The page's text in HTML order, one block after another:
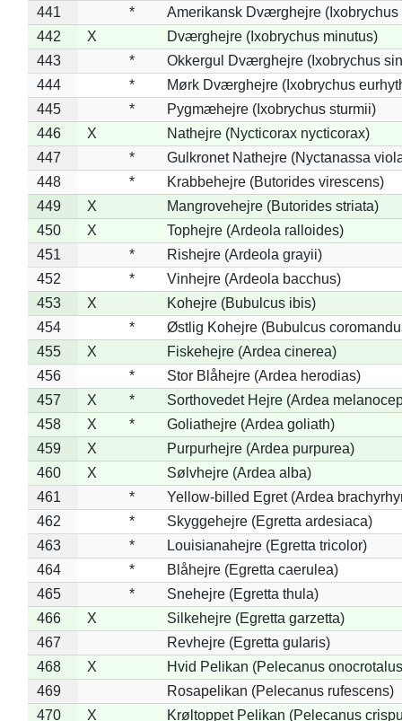
441
*
Amerikansk Dværghejre (Ixobrychus
442
X
Dværghejre (Ixobrychus minutus)
443
*
Okkergul Dværghejre (Ixobrychus
444
*
Mørk Dværghejre (Ixobrychus
445
*
Pygmæhejre (Ixobrychus sturmii)
446
X
Nathejre (Nycticorax nycticorax)
447
*
Gulkronet Nathejre (Nyctanassa
448
*
Krabbehejre (Butorides virescens)
449
X
Mangrovehejre (Butorides striata)
450
X
Tophejre (Ardeola ralloides)
451
*
Rishejre (Ardeola grayii)
452
*
Vinhejre (Ardeola bacchus)
453
X
Kohejre (Bubulcus ibis)
454
*
Østlig Kohejre (Bubulcus
455
X
Fiskehejre (Ardea cinerea)
456
*
Stor Blåhejre (Ardea herodias)
457
X *
Sorthovedet Hejre (Ardea
458
X *
Goliathejre (Ardea goliath)
459
X
Purpurhejre (Ardea purpurea)
460
X
Sølvhejre (Ardea alba)
461
*
Yellow-billed Egret (Ardea
462
*
Skyggehejre (Egretta ardesiaca)
463
*
Louisianahejre (Egretta tricolor)
464
*
Blåhejre (Egretta caerulea)
465
*
Snehejre (Egretta thula)
466
X
Silkehejre (Egretta garzetta)
467
Revhejre (Egretta gularis)
468
X
Hvid Pelikan (Pelecanus
469
Rosapelikan (Pelecanus rufescens)
470
X
Krøltoppet Pelikan (Pelecanus